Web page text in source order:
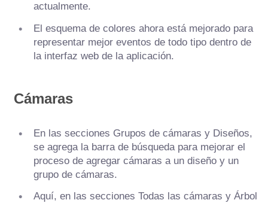
actualmente.
El esquema de colores ahora está mejorado para
representar mejor eventos de todo tipo dentro de
la interfaz web de la aplicación.
Cámaras
En las secciones Grupos de cámaras y Diseños,
se agrega la barra de búsqueda para mejorar el
proceso de agregar cámaras a un diseño y un
grupo de cámaras.
Aquí, en las secciones Todas las cámaras y Árbol